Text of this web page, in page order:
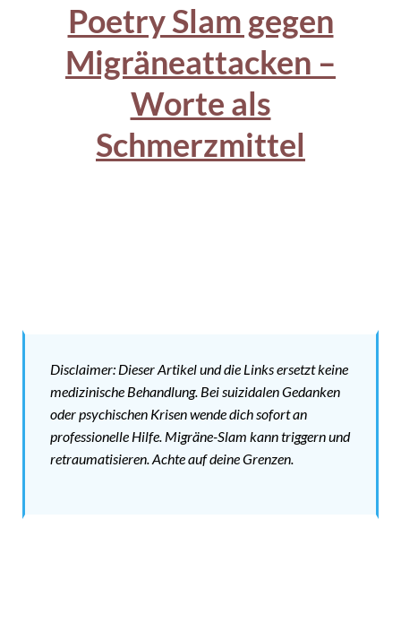
Poetry Slam gegen
Migräneattacken –
Worte als
Schmerzmittel
Disclaimer: Dieser Artikel und die Links ersetzt keine
medizinische Behandlung. Bei suizidalen Gedanken
oder psychischen Krisen wende dich sofort an
professionelle Hilfe. Migräne-Slam kann triggern und
retraumatisieren. Achte auf deine Grenzen.